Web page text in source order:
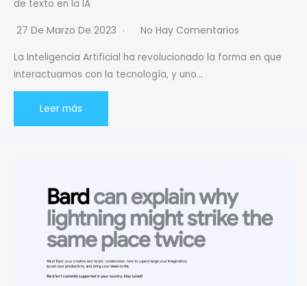
de texto en la IA
27 De Marzo De 2023 No Hay Comentarios
La Inteligencia Artificial ha revolucionado la forma en que
interactuamos con la tecnología, y uno…
Leer más